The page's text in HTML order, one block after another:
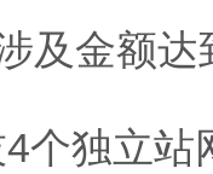
及金额
个独立